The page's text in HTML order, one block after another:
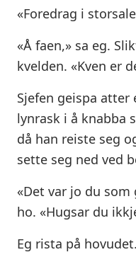
«Foredrag i
«Å faen,» sa eg.
kvelden. «Kven er
Sjefen geispa
lynrask i å knabba
då han reiste seg
sette seg ned ved
«Det var jo du som
ho. «Hugsar du
Eg rista på hovudet.